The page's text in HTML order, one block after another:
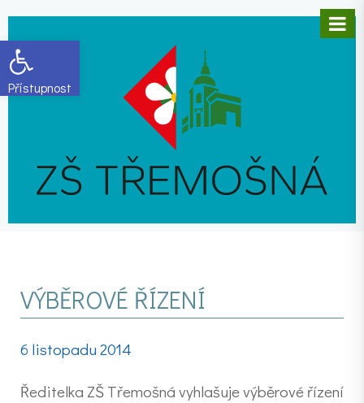
Open toolbar
VÝBĚROVÉ ŘÍZENÍ
6 listopadu 2014
Ředitelka ZŠ Třemošná vyhlašuje výběrové řízení